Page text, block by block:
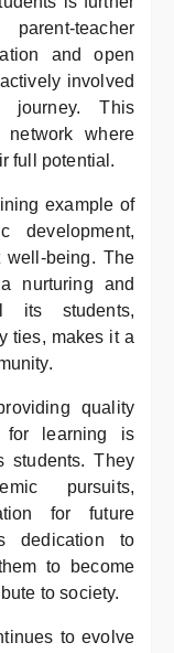
teacher
and open
involved
journey. This
network where
full potential.
example of
development,
well-being. The
nurturing and
its students,
ties, makes it a
quality
for learning is
students. They
pursuits,
for future
dedication to
to become
to society.
to evolve